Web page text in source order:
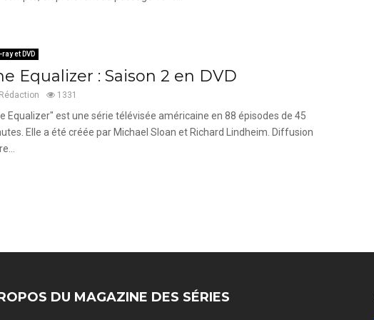
ray et DVD
Equalizer : Saison 2 en DVD
Rédaction 1331
Equalizer" est une série télévisée américaine en 88 épisodes de 45
Elle a été créée par Michael Sloan et Richard Lindheim. Diffusion
DU MAGAZINE DES SÉRIES